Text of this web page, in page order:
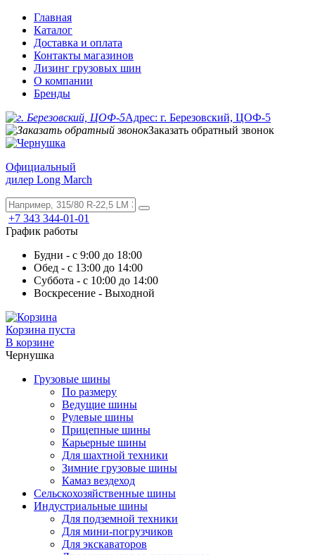
Главная
Каталог
Доставка и оплата
Контакты магазинов
Лизинг грузовых шин
О компании
Бренды
Адрес: г. Березовский, ЦОФ-5
Заказать обратный звонок
Официальный
дилер Long March
+7 343 344-01-01
График работы
Будни - с 9:00 до 18:00
Обед - с 13:00 до 14:00
Суббота - с 10:00 до 14:00
Воскресение - Выходной
Корзина пуста
В корзине
Чернушка
Грузовые шины
По размеру
Ведущие шины
Рулевые шины
Прицепные шины
Карьерные шины
Для шахтной техники
Зимние грузовые шины
Камаз вездеход
Сельскохозяйственные шины
Индустриальные шины
Для подземной техники
Для мини-погрузчиков
Для экскаваторов